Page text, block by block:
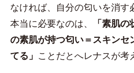
なければ、自分の匂いを消す
本当に必要なのは、
「素肌の
の素肌が持つ匂い＝スキンセ
てる」 ことだとへレナスが考